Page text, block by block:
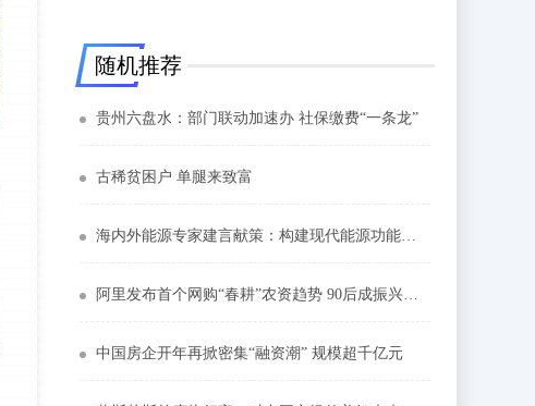
随机推荐
贵州六盘水：部门联动加速办 社保缴费“一条龙”
古稀贫困户 单腿来致富
海内外能源专家建言献策：构建现代能源功能体系
阿里发布首个网购“春耕”农资趋势 90后成振兴乡村主力
中国房企开年再掀密集“融资潮” 规模超千亿元